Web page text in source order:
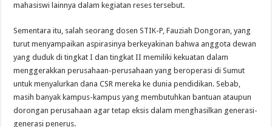
mahasiswi lainnya dalam kegiatan reses tersebut.
Sementara itu, salah seorang dosen STIK-P, Fauziah Dongoran, yang
turut menyampaikan aspirasinya berkeyakinan bahwa anggota dewan
yang duduk di tingkat I dan tingkat II memiliki kekuatan dalam
menggerakkan perusahaan-perusahaan yang beroperasi di Sumut
untuk menyalurkan dana CSR mereka ke dunia pendidikan. Sebab,
masih banyak kampus-kampus yang membutuhkan bantuan ataupun
dorongan perusahaan agar tetap eksis dalam menghasilkan generasi-
generasi penerus.